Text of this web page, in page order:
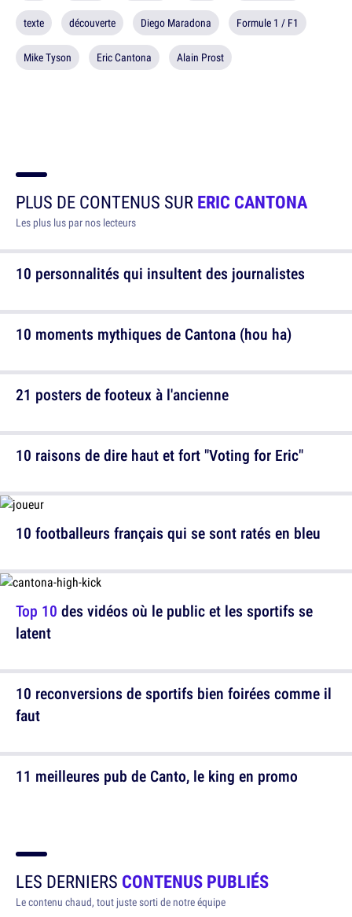
texte découverte Diego Maradona Formule 1 / F1
Mike Tyson Eric Cantona Alain Prost
PLUS DE CONTENUS SURERIC CANTONA
Les plus lus par nos lecteurs
10 personnalités qui insultent des journalistes
21 posters de footeux à l'ancienne
10 footballeurs français qui se sont ratés en bleu
Top 10 des vidéos où le public et les sportifs se
latent
11 meilleures pub de Canto, le king en promo
10 moments mythiques de Cantona (hou ha)
10 raisons de dire haut et fort "Voting for Eric"
10 reconversions de sportifs bien foirées comme il
faut
LES DERNIERS CONTENUS PUBLIÉS
Le contenu chaud, tout juste sorti de notre équipe